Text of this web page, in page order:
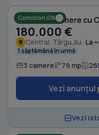
Comision 0%
Casă cu 3 camere cu
180.000 €
Central, Târgu Jiu La
1 săptămână în urmă
3 camere 79 mp
Vezi anunțul
Vezi